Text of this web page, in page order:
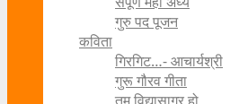
गुरु पद पूजन
कविता
गिरगिट…- आचार्यश्री
गुरू गौरव गीता